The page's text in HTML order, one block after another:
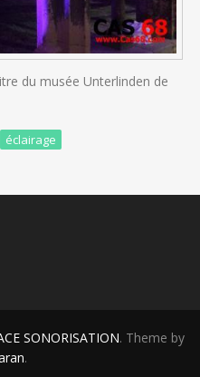
du musée Unterlinden de
éclairage
SONORISATION. Theme by
.